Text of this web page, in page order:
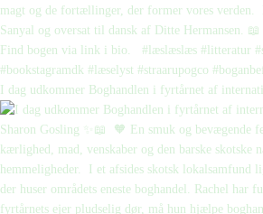
I dag udkommer Boghandlen i fyrtårnet af internati